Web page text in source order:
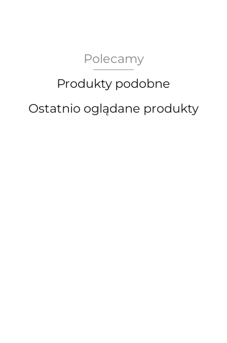
Bergdala Glasbruk
Polecamy
Produkty podobne
Ostatnio oglądane produkty